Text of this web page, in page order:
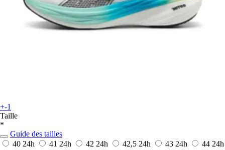
+-1
Taille
*
Guide des tailles
40 24h 41 24h 42 24h 42,5 24h 43 24h 44 24h